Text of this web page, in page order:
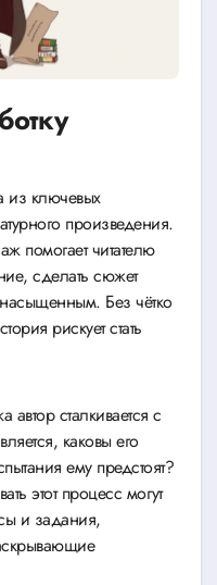
произведения.
помогает читателю
сделать сюжет
Без чётко
рискует стать
сталкивается с
каковы его
ему предстоят?
этот процесс могут
и задания,